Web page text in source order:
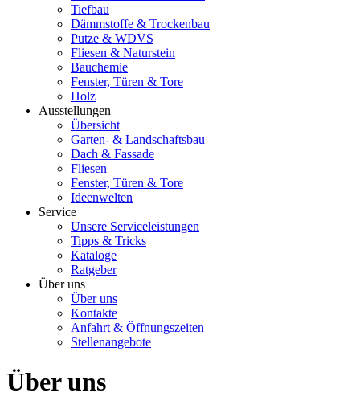
Tiefbau
Dämmstoffe & Trockenbau
Putze & WDVS
Fliesen & Naturstein
Bauchemie
Fenster, Türen & Tore
Holz
Ausstellungen
Übersicht
Garten- & Landschaftsbau
Dach & Fassade
Fliesen
Fenster, Türen & Tore
Ideenwelten
Service
Unsere Serviceleistungen
Tipps & Tricks
Kataloge
Ratgeber
Über uns
Über uns
Kontakte
Anfahrt & Öffnungszeiten
Stellenangebote
Über uns